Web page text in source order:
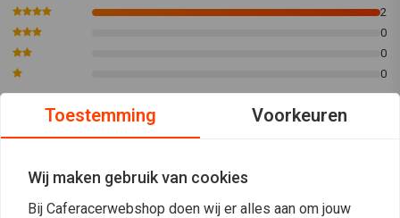
2
0
0
0
Mike v.
achtergelaten.
Toestemming Voorkeuren
Wij maken gebruik van cookies
Bij Caferacerwebshop doen wij er alles aan om jouw